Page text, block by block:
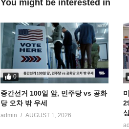
You might be interested in
0
중간선거 100일 앞, 민주당 vs 공화
당 오차 밖 우세
admin AUGUST 1, 2026